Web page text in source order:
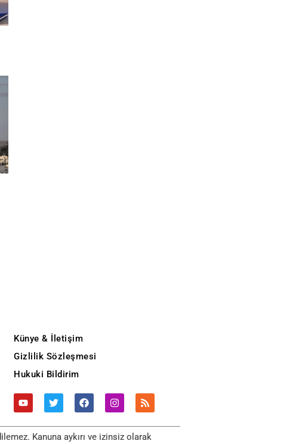
Künye & İletişim
Gizlilik Sözleşmesi
Hukuki Bildirim
Kanuna aykırı ve izinsiz olarak